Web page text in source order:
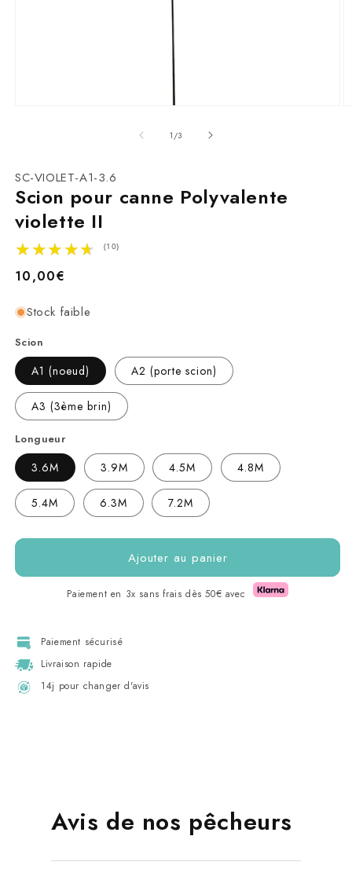
fenêtre
modale
1 /de3
SKU:
SC-VIOLET-A1-3.6
Scion pour canne Polyvalente
violette II
★★★★★
★★★★★ (10)
Prix
10,00€
Stock faible
Scion
A1 (noeud) A2 (porte scion)
A3 (3ème brin)
Longueur
3.6M 3.9M 4.5M 4.8M
5.4M 6.3M 7.2M
Ajouter au panier
Paiement en 3x sans frais dès 50€ avec
Paiement sécurisé
Livraison rapide
14j pour changer d'avis
Avis de nos pêcheurs